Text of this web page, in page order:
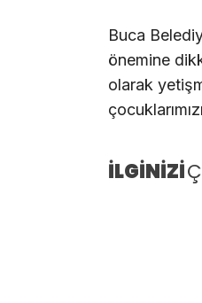
Buca
önemine
olarak
İLGİNİZİ